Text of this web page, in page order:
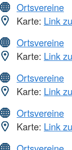
Ortsvereine
Karte: Link
Ortsvereine
Karte: Link
Ortsvereine
Karte: Link
Ortsvereine
Karte: Link